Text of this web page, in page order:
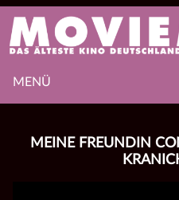
MENÜ
MEINE FREUNDIN